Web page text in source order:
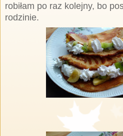
robiłam po raz kolejny, bo
rodzinie.